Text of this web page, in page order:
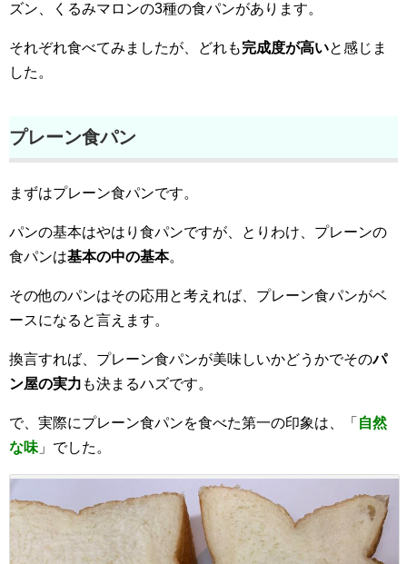
ズン、くるみマロンの3種の食パンがあります。
それぞれ食べてみましたが、どれも完成度が高いと感じま
した。
プレーン食パン
まずはプレーン食パンです。
パンの基本はやはり食パンですが、とりわけ、プレーンの
食パンは基本の中の基本。
その他のパンはその応用と考えれば、プレーン食パンがベ
ースになると言えます。
換言すれば、プレーン食パンが美味しいかどうかでそのパ
ン屋の実力 も決まるハズです。
で、実際にプレーン食パンを食べた第一の印象は、「 自然
な味 」でした。